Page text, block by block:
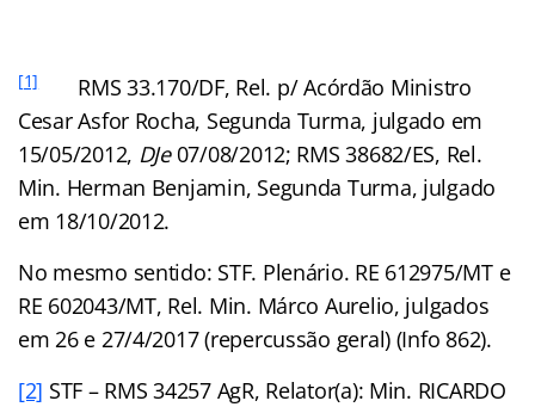
[1]RMS 33.170/DF, Rel. p/ Acórdão Ministro
Cesar Asfor Rocha, Segunda Turma, julgado em
15/05/2012, DJe07/08/2012; RMS 38682/ES, Rel.
Min. Herman Benjamin, Segunda Turma, julgado
em 18/10/2012.
No mesmo sentido: STF. Plenário. RE 612975/MT e
RE 602043/MT, Rel. Min. Márco Aurelio, julgados
em 26 e 27/4/2017 (repercussão geral) (Info 862).
[2] STF – RMS 34257 AgR, Relator(a): Min. RICARDO